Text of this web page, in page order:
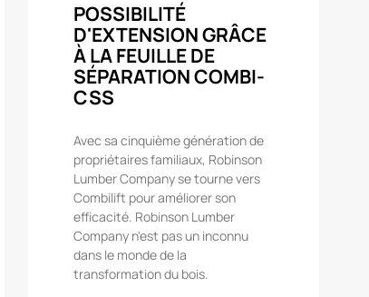
POSSIBILITÉ
D'EXTENSION GRÂCE
À LA FEUILLE DE
SÉPARATION COMBI-
CSS
Avec sa cinquième génération de
propriétaires familiaux, Robinson
Lumber Company se tourne vers
Combilift pour améliorer son
efficacité. Robinson Lumber
Company n'est pas un inconnu
dans le monde de la
transformation du bois.